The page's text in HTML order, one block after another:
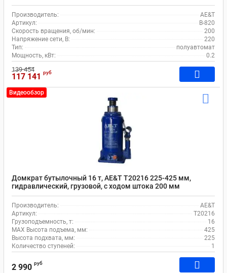
Производитель:
AE&T
Артикул:
B-820
Скорость вращения, об/мин:
200
Напряжение сети, В:
220
Тип:
полуавтомат
Мощность, кВт:
0.2
139 454
117 141 руб
Видеообзор
Домкрат бутылочный 16 т, AE&T T20216 225-425 мм,
гидравлический, грузовой, с ходом штока 200 мм
Производитель:
AE&T
Артикул:
T20216
Грузоподъемность, т:
16
MAX Высота подъема, мм:
425
Высота подхвата, мм:
225
Количество ступеней:
1
2 990 руб